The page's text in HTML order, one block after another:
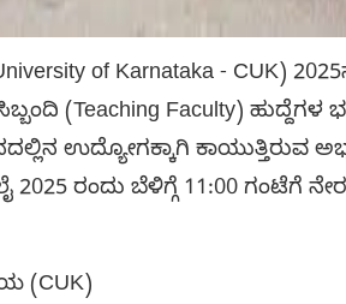
of Karnataka - CUK)
(Teaching Faculty) ಹುದ್ದೆಗಳ
ಉದ್ಯೋಗಕ್ಕಾಗಿ ಕಾಯುತ್ತಿರುವ
ರಂದು ಬೆಳಿಗ್ಗೆ 11:00 ಗಂಟೆಗೆ
(CUK)